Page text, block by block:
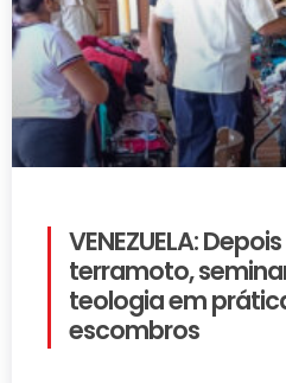
VENEZUELA:
terramoto,
teologia em
escombros